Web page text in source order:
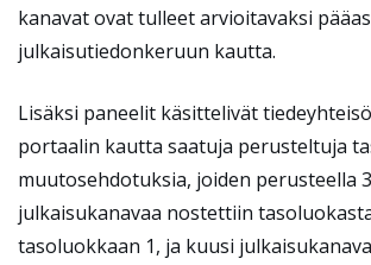
kanavat ovat tulleet arvioitavaksi
julkaisutiedonkeruun kautta.
Lisäksi paneelit käsittelivät
portaalin kautta saatuja perusteltuja
muutosehdotuksia, joiden perusteella
julkaisukanavaa nostettiin
tasoluokkaan 1, ja kuusi